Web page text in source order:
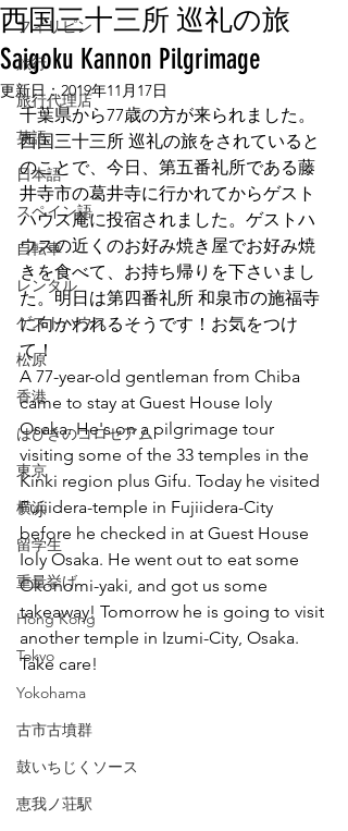
フィリピン
旅行
旅行代理店
英語
日本語
スペイン語
自転車
レンタル
ゲストハウス
松原
香港
はびきのコロセアム
東京
横浜
留学生
重量挙げ
Hong Kong
Tokyo
Yokohama
古市古墳群
鼓いちじくソース
恵我ノ荘駅
西国三十三所 巡礼の旅
Saigoku Kannon Pilgrimage
更新日：2019年11月17日
千葉県から77歳の方が来られました。
西国三十三所 巡礼の旅をされていると
のことで、今日、第五番礼所である藤
井寺市の葛井寺に行かれてからゲスト
ハウス庵に投宿されました。ゲストハ
ウスの近くのお好み焼き屋でお好み焼
きを食べて、お持ち帰りを下さいまし
た。明日は第四番礼所 和泉市の施福寺
に向かわれるそうです！お気をつけ
て！
A 77-year-old gentleman from Chiba
came to stay at Guest House Ioly
Osaka. He's on a pilgrimage tour
visiting some of the 33 temples in the
Kinki region plus Gifu. Today he visited
Fujiidera-temple in Fujiidera-City
before he checked in at Guest House
Ioly Osaka. He went out to eat some
Okonomi-yaki, and got us some
takeaway! Tomorrow he is going to visit
another temple in Izumi-City, Osaka.
Take care!